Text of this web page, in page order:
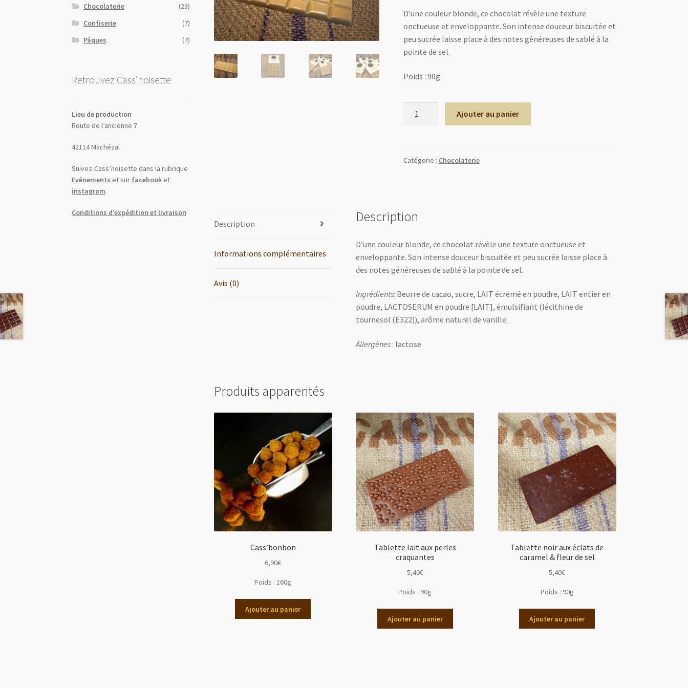
D’une couleur blonde, ce chocolat révèle une texture
onctueuse et enveloppante. Son intense douceur biscuitée et
peu sucrée laisse place à des notes généreuses de sablé à la
pointe de sel.
Poids : 90g
32
Ajouter au panier
Catégorie : Chocolaterie
Description
Informations complémentaires
Avis (0)
Description
D’une couleur blonde, ce chocolat révèle une texture onctueuse et
enveloppante. Son intense douceur biscuitée et peu sucrée laisse place à
des notes généreuses de sablé à la pointe de sel.
Ingrédients: Beurre de cacao, sucre, LAIT écrémé en poudre, LAIT entier en
poudre, LACTOSERUM en poudre [LAIT], émulsifiant (lécithine de
tournesol (E322)), arôme naturel de vanille.
Allergènes : lactose
Produits apparentés
Cass’bonbon
6,90€
Poids :160g
Ajouter au panier
Tablette lait aux perles
craquantes
5,40€
Poids : 90g
Ajouter au panier
Tablette noir aux éclats de
caramel & fleur de sel
5,40€
Poids : 90g
Ajouter au panier
Chocolaterie
(23)
Confiserie
(7)
Pâques
(7)
Retrouvez Cass’noisette
Lieu de production
Route de l’ancienne 7
42114 Machézal
Suivez-Cass’noisette dans la rubrique
Evénements et sur facebook et
instagram.
Conditions d’expédition et livraison